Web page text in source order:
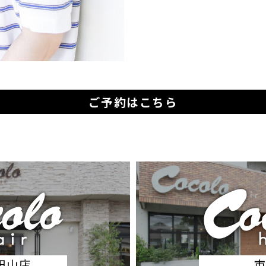
ご予約はこちら